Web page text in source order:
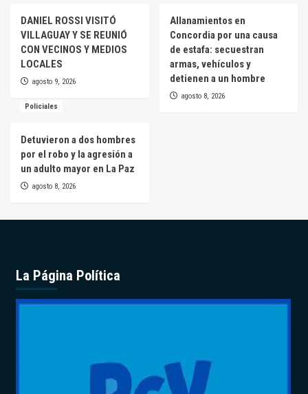
DANIEL ROSSI VISITÓ
VILLAGUAY Y SE REUNIÓ
CON VECINOS Y MEDIOS
LOCALES
agosto 9, 2026
Allanamientos en
Concordia por una causa
de estafa: secuestran
armas, vehículos y
detienen a un hombre
agosto 8, 2026
Policiales
Detuvieron a dos hombres
por el robo y la agresión a
un adulto mayor en La Paz
agosto 8, 2026
La Página Política